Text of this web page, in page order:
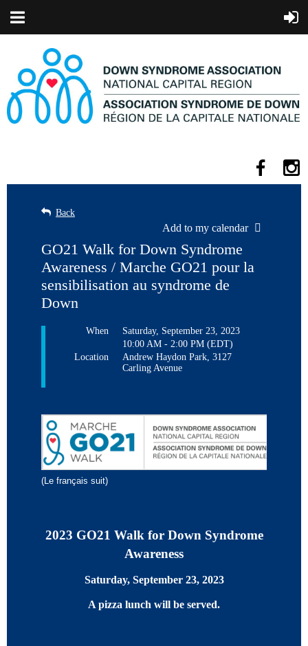
Back
Add to my calendar
GO21 Walk for Down Syndrome
Awareness / Marche GO21 pour la
sensibilisation au syndrome de
Down
When
Saturday, September 23, 2023
10:00 AM - 2:00 PM (EDT)
Location
Andrew Haydon Park, 3127
Carling Avenue
(Le français suit)
2023 GO21 Walk for Down Syndrome
Awareness
Saturday, September 23, 2023
A pizza lunch will be served.